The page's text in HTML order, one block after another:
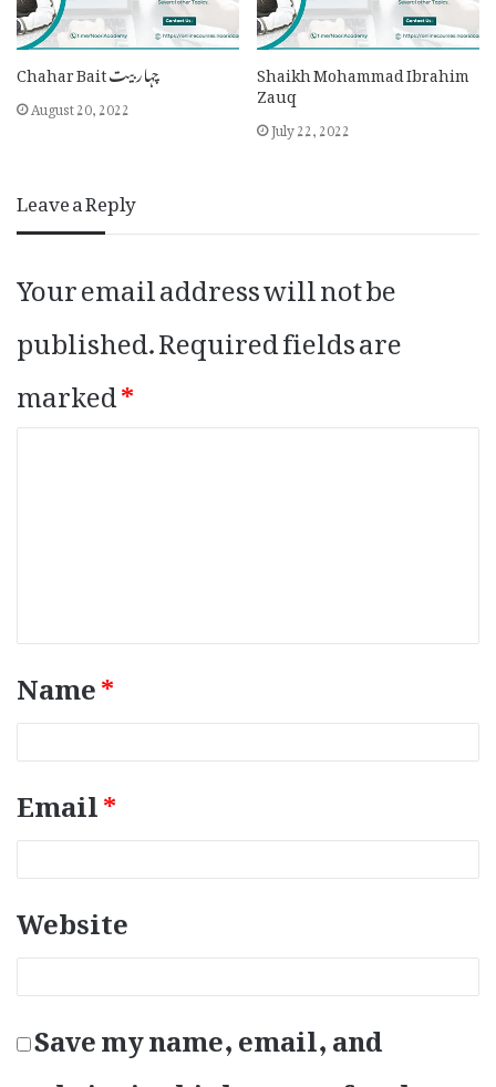
Chahar Bait چہار بیت
August 20, 2022
Shaikh Mohammad Ibrahim
Zauq
July 22, 2022
Leave a Reply
Your email address will not be
published.Required fields are
marked*
C
t
*
Name*
Email*
Website
Save my name, email, and